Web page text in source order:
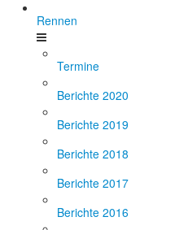
Rennen
Termine
Berichte 2020
Berichte 2019
Berichte 2018
Berichte 2017
Berichte 2016